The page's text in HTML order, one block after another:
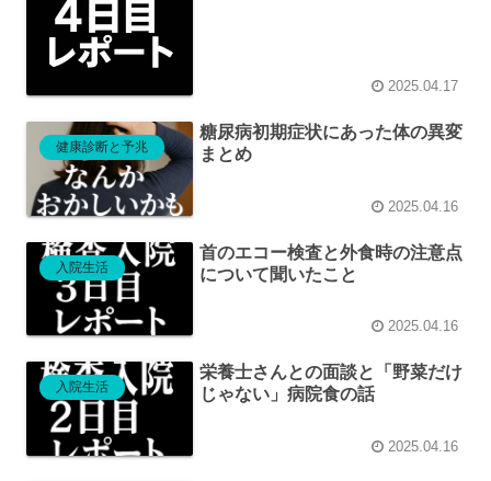
2025.04.17
健康診断と予兆
糖尿病初期症状にあった体の異変
まとめ
2025.04.16
入院生活
首のエコー検査と外食時の注意点
について聞いたこと
2025.04.16
入院生活
栄養士さんとの面談と「野菜だけ
じゃない」病院食の話
2025.04.16